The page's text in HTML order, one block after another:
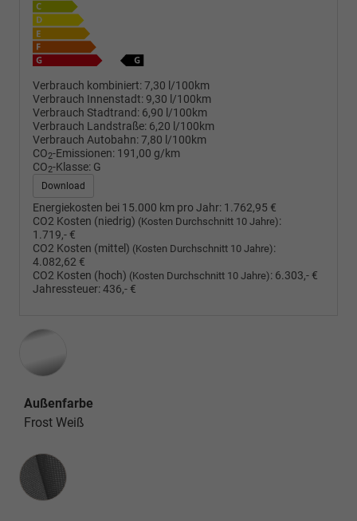
Verbrauch kombiniert:7,30 l/100km
Verbrauch Innenstadt: 9,30 l/100km
Verbrauch Stadtrand: 6,90 l/100km
Verbrauch Landstraße: 6,20 l/100km
Verbrauch Autobahn:7,80 l/100km
CO2-Emissionen: 191,00 g/km
CO2-Klasse: G
Download
Energiekosten bei 15.000 km pro Jahr: 1.762,95 €
CO2 Kosten (niedrig) (Kosten Durchschnitt 10 Jahre):
1.719,- €
CO2 Kosten (mittel) (Kosten Durchschnitt 10 Jahre):
4.082,62 €
CO2 Kosten (hoch) (Kosten Durchschnitt 10 Jahre): 6.303,- €
Jahressteuer:436,- €
Außenfarbe
Frost Weiß
Innenausstattung